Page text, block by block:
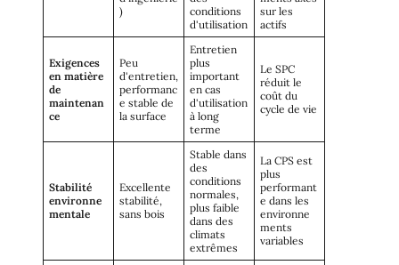
)
conditions
d'utilisation
sur les
actifs
Exigences
en matière
de
maintenan
ce
Peu
d'entretien,
performanc
e stable de
la surface
Entretien
plus
important
en cas
d'utilisation
à long
terme
Le SPC
réduit le
coût du
cycle de vie
Stabilité
environne
mentale
Excellente
stabilité,
sans bois
Stable dans
des
conditions
normales,
plus faible
dans des
climats
extrêmes
La CPS est
plus
performant
e dans les
environne
ments
variables